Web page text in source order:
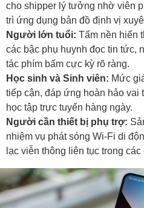
cho shipper lý tưởng nhờ viên
trì ứng dụng bản đồ định vị
Người lớn tuổi: Tấm nền hiển
các bậc phụ huynh đọc tin tức,
tác phím bấm cực kỳ rõ ràng.
Học sinh và Sinh viên: Mức
tiếp cận, đáp ứng hoàn hảo vai
học tập trực tuyến hàng ngày.
Người cần thiết bị phụ trợ:
nhiệm vụ phát sóng Wi-Fi di
lạc viễn thông liên tục trong